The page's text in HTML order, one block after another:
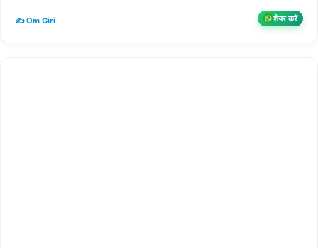
✍️ Om Giri शेयर करें